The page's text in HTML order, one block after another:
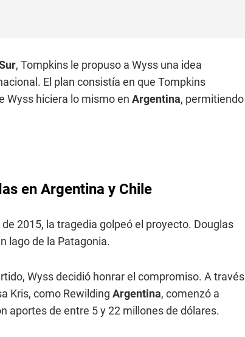
, Tompkins le propuso a Wyss una idea
El plan consistía en que Tompkins
Wyss hiciera lo mismo en Argentina, permitiendo
en Argentina y Chile
2015, la tragedia golpeó el proyecto. Douglas
lago de la Patagonia.
Wyss decidió honrar el compromiso. A través
Kris, como Rewilding Argentina, comenzó a
aportes de entre 5 y 22 millones de dólares.